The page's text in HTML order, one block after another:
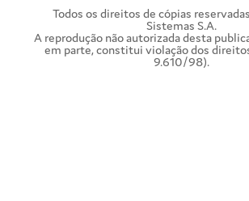
Todos os direitos de cópias
Sistemas S.A.
A reprodução não autorizada desta
em parte, constitui violação dos
9.610/98).